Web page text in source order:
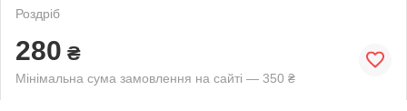
Роздріб
280 ₴
Мінімальна сума замовлення на сайті — 350 ₴